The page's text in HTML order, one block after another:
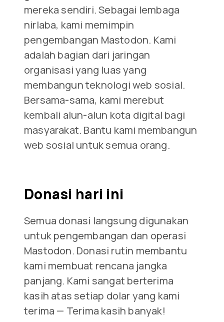
mereka sendiri. Sebagai lembaga
nirlaba, kami memimpin
pengembangan Mastodon. Kami
adalah bagian dari jaringan
organisasi yang luas yang
membangun teknologi web sosial.
Bersama-sama, kami merebut
kembali alun-alun kota digital bagi
masyarakat. Bantu kami membangun
web sosial untuk semua orang.
Donasi hari ini
Semua donasi langsung digunakan
untuk pengembangan dan operasi
Mastodon. Donasi rutin membantu
kami membuat rencana jangka
panjang. Kami sangat berterima
kasih atas setiap dolar yang kami
terima — Terima kasih banyak!